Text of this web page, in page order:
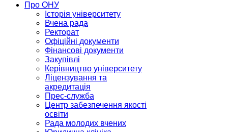
Про ОНУ
Історія університету
Вчена рада
Ректорат
Офіційні документи
Фінансові документи
Закупівлі
Керівництво університету
Ліцензування та
акредитація
Прес-служба
Центр забезпечення якості
освіти
Рада молодих вчених